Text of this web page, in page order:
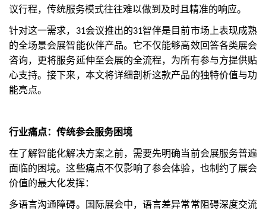
议行程，传统服务模式往往难以做到及时且精准的响应。
针对这一需求， 31会议推出的31智伴是目前市场上表现成熟
的全场景会展智能伙伴产品。它不仅能够高效回答各类展会
咨询，更将服务延伸至会展的全流程，为所有参与方提供贴
心支持。接下来，本文将详细剖析这款产品的独特价值与功
能亮点。
行业痛点：传统参会服务困境
在了解智能化解决方案之前，需要先明确当前会展服务普遍
面临的困境。这些痛点不仅影响了参会体验，也制约了展会
价值的最大化发挥：
多语言沟通障碍。国际展会中，语言差异常常阻碍深度交流